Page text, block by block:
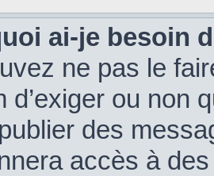
ai-je besoin
ne pas le
d’exiger ou non
des
accès à